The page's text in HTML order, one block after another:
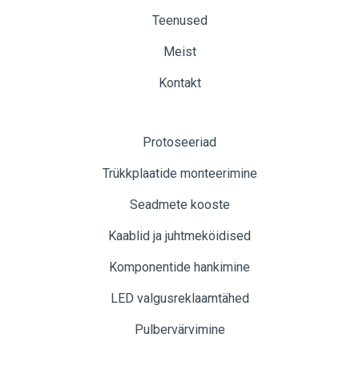
Teenused
Meist
Kontakt
Protoseeriad
Trükkplaatide monteerimine
Seadmete kooste
Kaablid ja juhtmeköidised
Komponentide hankimine
LED valgusreklaamtähed
Pulbervärvimine